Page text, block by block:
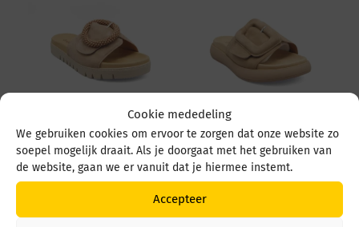
Cookie mededeling
We gebruiken cookies om ervoor te zorgen dat onze website zo
soepel mogelijk draait. Als je doorgaat met het gebruiken van
de website, gaan we er vanuit dat je hiermee instemt.
Accepteer
Gabor 83 745 83 745 14
Sand
Gabor 83 751 83 751 18
Peanut